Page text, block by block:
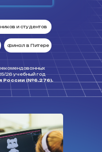
26 учебный год
России (№6.276).
и студентов
финал в Питере